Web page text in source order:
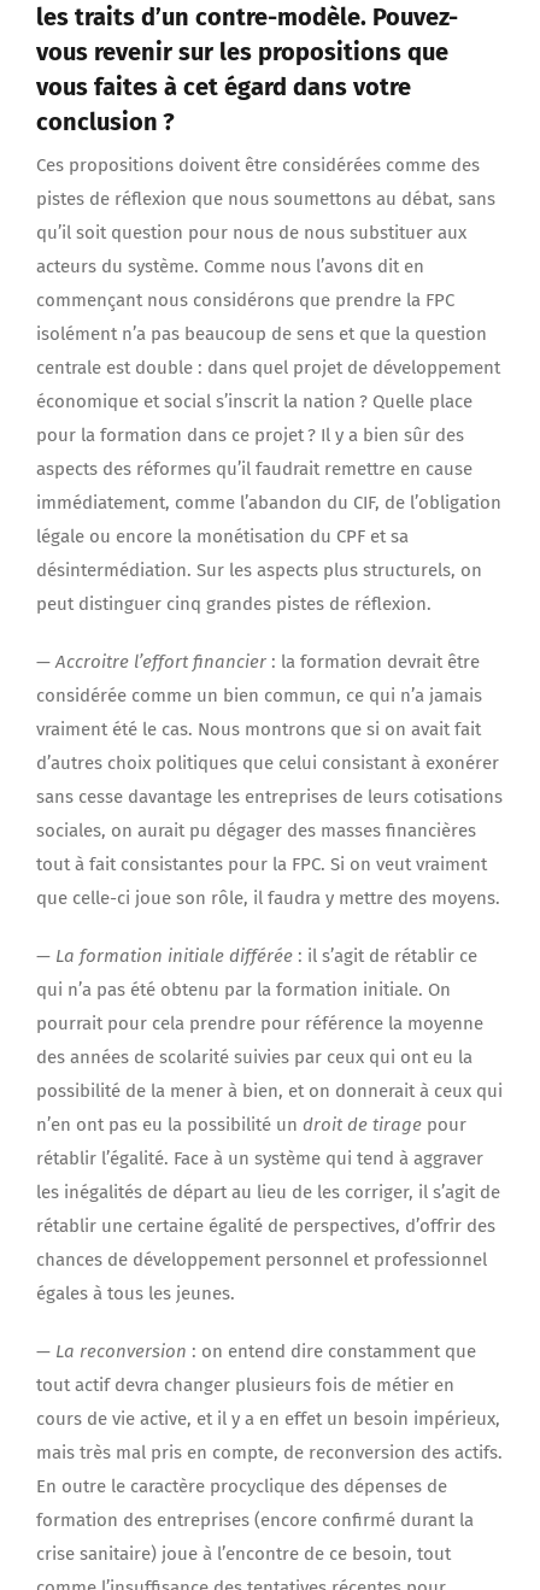
les traits d’un contre-modèle. Pouvez-
vous revenir sur les propositions que
vous faites à cet égard dans votre
conclusion ?
Ces propositions doivent être considérées comme des
pistes de réflexion que nous soumettons au débat, sans
qu’il soit question pour nous de nous substituer aux
acteurs du système. Comme nous l’avons dit en
commençant nous considérons que prendre la FPC
isolément n’a pas beaucoup de sens et que la question
centrale est double : dans quel projet de développement
économique et social s’inscrit la nation ? Quelle place
pour la formation dans ce projet ? Il y a bien sûr des
aspects des réformes qu’il faudrait remettre en cause
immédiatement, comme l’abandon du CIF, de l’obligation
légale ou encore la monétisation du CPF et sa
désintermédiation. Sur les aspects plus structurels, on
peut distinguer cinq grandes pistes de réflexion.
—Accroitre l’effort financier : la formation devrait être
considérée comme un bien commun, ce qui n’a jamais
vraiment été le cas. Nous montrons que si on avait fait
d’autres choix politiques que celui consistant à exonérer
sans cesse davantage les entreprises de leurs cotisations
sociales, on aurait pu dégager des masses financières
tout à fait consistantes pour la FPC. Si on veut vraiment
que celle-ci joue son rôle, il faudra y mettre des moyens.
— La formation initiale différée : il s’agit de rétablir ce
qui n’a pas été obtenu par la formation initiale. On
pourrait pour cela prendre pour référence la moyenne
des années de scolarité suivies par ceux qui ont eu la
possibilité de la mener à bien, et on donnerait à ceux qui
n’en ont pas eu la possibilité un droit de tirage pour
rétablir l’égalité. Face à un système qui tend à aggraver
les inégalités de départ au lieu de les corriger, il s’agit de
rétablir une certaine égalité de perspectives, d’offrir des
chances de développement personnel et professionnel
égales à tous les jeunes.
— La reconversion : on entend dire constamment que
tout actif devra changer plusieurs fois de métier en
cours de vie active, et il y a en effet un besoin impérieux,
mais très mal pris en compte, de reconversion des actifs.
En outre le caractère procyclique des dépenses de
formation des entreprises (encore confirmé durant la
crise sanitaire) joue à l’encontre de ce besoin, tout